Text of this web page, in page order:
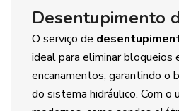
Desentupimento
O serviço de
ideal para eliminar bloqueios
encanamentos, garantindo o
do sistema hidráulico. Com o